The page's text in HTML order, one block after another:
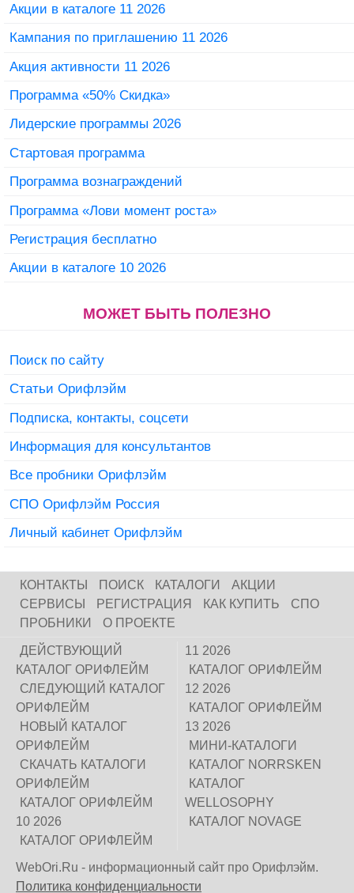
Акции в каталоге 11 2026
Кампания по приглашению 11 2026
Акция активности 11 2026
Программа «50% Скидка»
Лидерские программы 2026
Стартовая программа
Программа вознаграждений
Программа «Лови момент роста»
Регистрация бесплатно
Акции в каталоге 10 2026
МОЖЕТ БЫТЬ ПОЛЕЗНО
Поиск по сайту
Статьи Орифлэйм
Подписка, контакты, соцсети
Информация для консультантов
Все пробники Орифлэйм
СПО Орифлэйм Россия
Личный кабинет Орифлэйм
КОНТАКТЫ ПОИСК КАТАЛОГИ
АКЦИИ
СЕРВИСЫ
РЕГИСТРАЦИЯ КАК КУПИТЬ
СПО
ПРОБНИКИ
О ПРОЕКТЕ
ДЕЙСТВУЮЩИЙ
КАТАЛОГ ОРИФЛЕЙМ
СЛЕДУЮЩИЙ КАТАЛОГ
ОРИФЛЕЙМ
НОВЫЙ КАТАЛОГ
ОРИФЛЕЙМ
СКАЧАТЬ КАТАЛОГИ
ОРИФЛЕЙМ
КАТАЛОГ ОРИФЛЕЙМ
10 2026
КАТАЛОГ ОРИФЛЕЙМ
11 2026
КАТАЛОГ ОРИФЛЕЙМ
12 2026
КАТАЛОГ ОРИФЛЕЙМ
13 2026
МИНИ-КАТАЛОГИ
КАТАЛОГ NORRSKEN
КАТАЛОГ
WELLOSOPHY
КАТАЛОГ NOVAGE
WebOri.Ru - информационный сайт про Орифлэйм.
Политика конфиденциальности